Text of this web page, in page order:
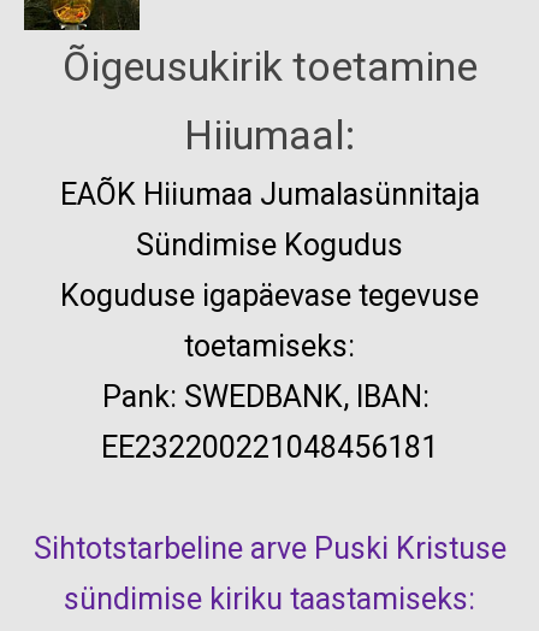
Õigeusukirik toetamine
Hiiumaal:
EAÕK Hiiumaa Jumalasünnitaja
Sündimise Kogudus
Koguduse igapäevase tegevuse
toetamiseks:
Pank: SWEDBANK, IBAN:
EE232200221048456181
Sihtotstarbeline arve Puski Kristuse
sündimise kiriku taastamiseks: